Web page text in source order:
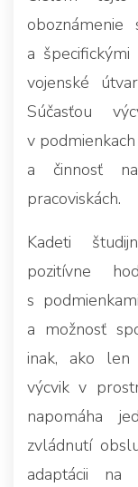
a
vojenské
Súčasťou
v
a činnosť na
pracoviskách.
Kadeti
pozitívne
s
a možnosť
inak, ako len
výcvik v
napomáha
zvládnutí
adaptácii na